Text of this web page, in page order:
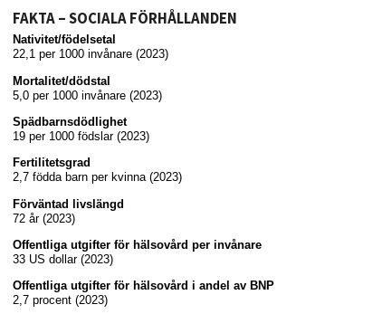
FAKTA – SOCIALA FÖRHÅLLANDEN
Nativitet/födelsetal
22,1 per 1000 invånare (2023)
Mortalitet/dödstal
5,0 per 1000 invånare (2023)
Spädbarnsdödlighet
19 per 1000 födslar (2023)
Fertilitetsgrad
2,7 födda barn per kvinna (2023)
Förväntad livslängd
72 år (2023)
Offentliga utgifter för hälsovård per invånare
33 US dollar (2023)
Offentliga utgifter för hälsovård i andel av BNP
2,7 procent (2023)